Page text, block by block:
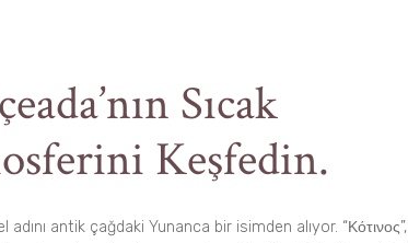
Sıcak
Keşfedin.
adını antik çağdaki Yunanca bir isimden alıyor. “Κότινος”,